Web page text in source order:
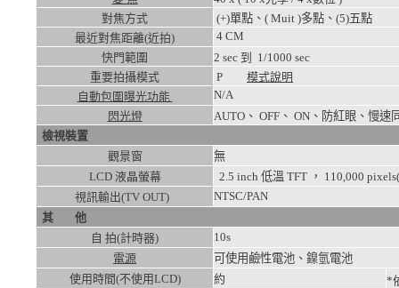
對焦方式
(+)單點、( Muit )多點、(5)五點
最近對焦距離(近拍)
4 CM
快門範圍
2 sec 到 1/1000 sec
重要拍攝模式
P
模式說明
自動包圍曝光功能
N/A
閃光燈
AUTO、 OFF、 ON、防紅眼、
檢視裝置
觀景窗
無
LCD 液晶螢幕
2.5 inch 低溫 TFT ， 110,000
視訊輸出(TV OUT)
NTSC/PAN
其 他
自 拍(計時器)
10s
電源
可使用鹼性電池、鎳氫電池
使用時間(不使用LCD)
約
*